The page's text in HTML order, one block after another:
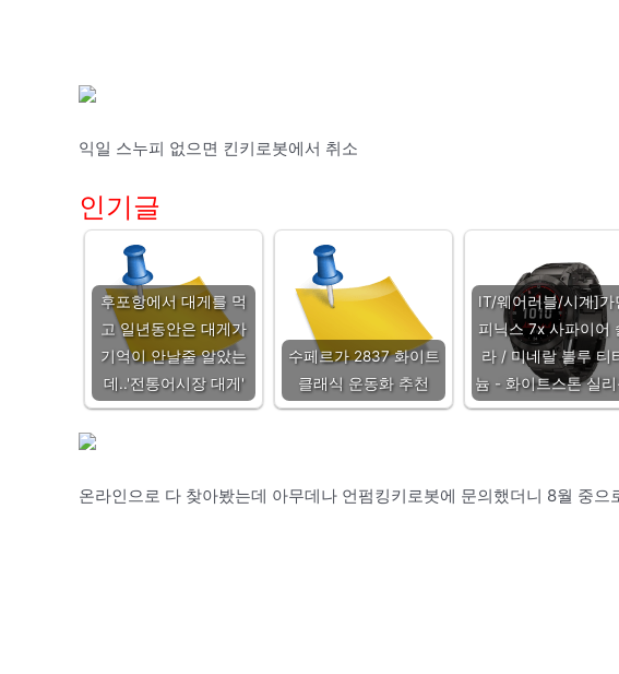
익일 스누피 없으면 킨키로봇에서 취소
인기글
후포항에서 대게를 먹
고 일년동안은 대게가
기억이 안날줄 알았는
데..'전통어시장 대게'
수페르가 2837 화이트
클래식 운동화 추천
IT/웨어러블/시계]가
피닉스 7x 사파이어
라 / 미네랄 블루 티
늄 - 화이트스톤 실리
온라인으로 다 찾아봤는데 아무데나 언펌킹키로봇에 문의했더니 8월 중으